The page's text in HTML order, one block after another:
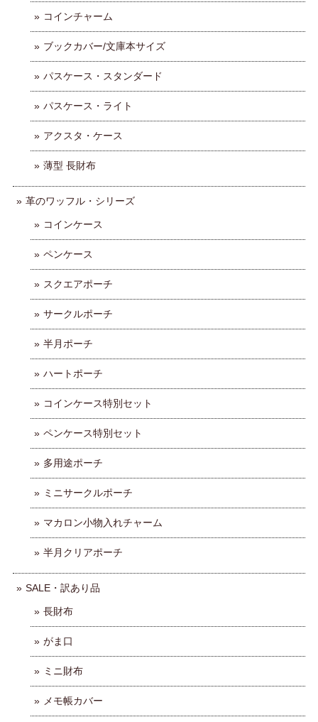
コインチャーム
ブックカバー/文庫本サイズ
パスケース・スタンダード
パスケース・ライト
アクスタ・ケース
薄型 長財布
革のワッフル・シリーズ
コインケース
ペンケース
スクエアポーチ
サークルポーチ
半月ポーチ
ハートポーチ
コインケース特別セット
ペンケース特別セット
多用途ポーチ
ミニサークルポーチ
マカロン小物入れチャーム
半月クリアポーチ
SALE・訳あり品
長財布
がま口
ミニ財布
メモ帳カバー